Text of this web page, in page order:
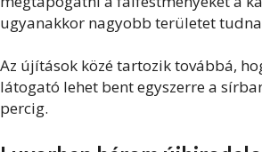
ugyanakkor nagyobb területet
Az újítások közé tartozik továbbá,
látogató lehet bent egyszerre a
percig.